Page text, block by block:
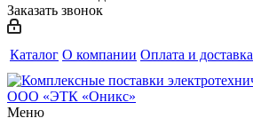
Заказать звонок
Каталог О компании Оплата и доставка
Меню